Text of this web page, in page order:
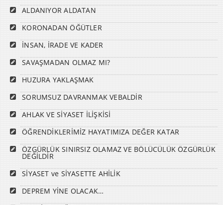
ALDANIYOR ALDATAN
KORONADAN ÖĞÜTLER
İNSAN, İRADE VE KADER
SAVAŞMADAN OLMAZ MI?
HUZURA YAKLAŞMAK
SORUMSUZ DAVRANMAK VEBALDİR
AHLAK VE SİYASET İLİŞKİSİ
ÖĞRENDİKLERİMİZ HAYATIMIZA DEĞER KATAR
ÖZGÜRLÜK SINIRSIZ OLAMAZ VE BÖLÜCÜLÜK ÖZGÜRLÜK
DEĞİLDİR
SİYASET ve SİYASETTE AHİLİK
DEPREM YİNE OLACAK…